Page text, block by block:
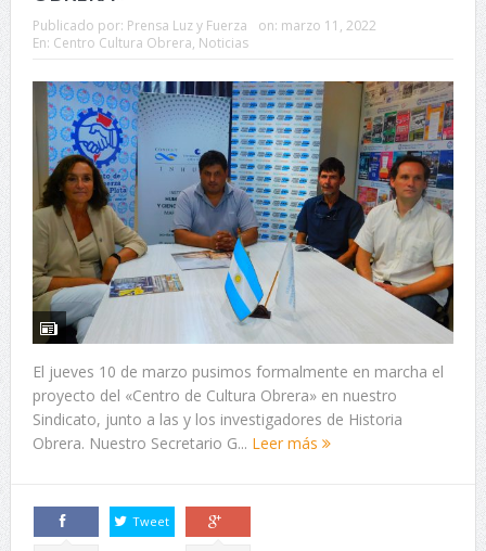
Publicado por: Prensa Luz y Fuerza on: marzo 11, 2022
En: Centro Cultura Obrera, Noticias
El jueves 10 de marzo pusimos formalmente en marcha el
proyecto del «Centro de Cultura Obrera» en nuestro
Sindicato, junto a las y los investigadores de Historia
Obrera. Nuestro Secretario G... Leer más
Tweet